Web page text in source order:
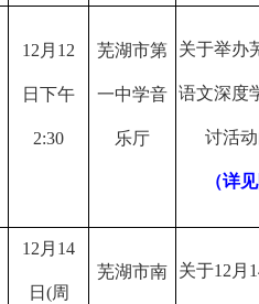
12月 12
日下午
2:30
芜湖市第
一中学音
乐厅
关于举办
语文深度
讨活
（详
12月 14
日 (周
芜湖市南 关于12月